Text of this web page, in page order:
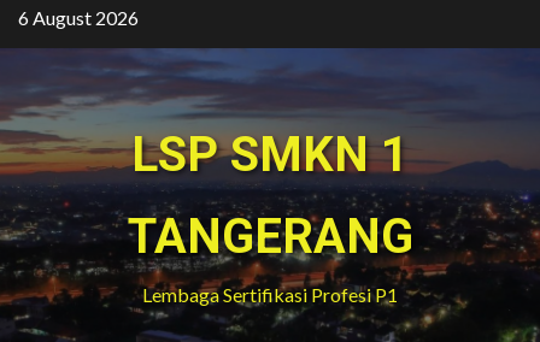
Skip
to
6 August 2026
LSP SMKN 1
TANGERANG
Lembaga Sertifikasi Profesi P1